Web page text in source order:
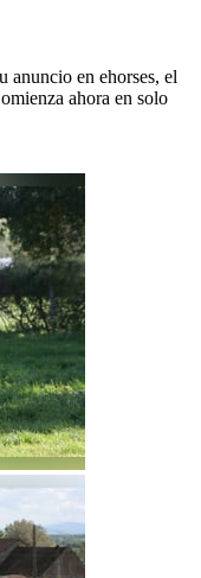
anuncio en ehorses, el
ahora en solo